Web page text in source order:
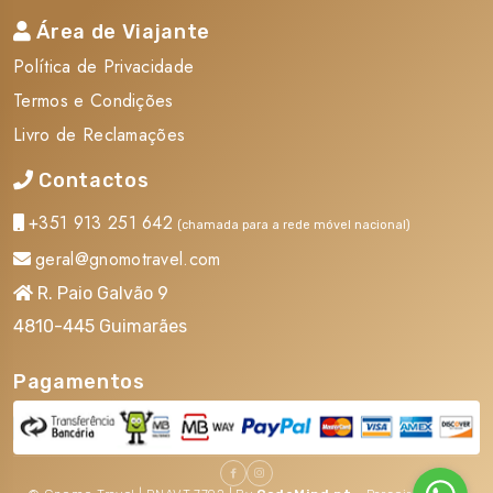
Essencial
Taxas hoteleiras de turismo, serviço e IVA Taxas
hoteleiras de turismo, serviço e IVA
Taxas de aviação, sujeitas a alteração Taxas de
Taxa Turística a pagar localmente Taxa Turística a
pagar localmente
Despesas de carácter pessoal e quaisquer serviços
pessoal e quaisquer serviços não mencionados como
incluídos
Área de Viajante
Política de Privacidade
Termos e Condições
Livro de Reclamações
Contactos
+351 913 251 642 (chamada para a rede móvel nacional)
geral@gnomotravel.com
R. Paio Galvão 9
4810-445 Guimarães
Pagamentos